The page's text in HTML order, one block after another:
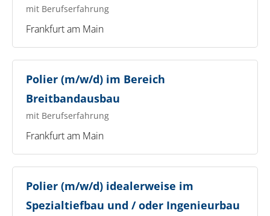
mit Berufserfahrung
Frankfurt am Main
Polier (m/w/d) im Bereich
Breitbandausbau
mit Berufserfahrung
Frankfurt am Main
Polier (m/w/d) idealerweise im
Spezialtiefbau und / oder Ingenieurbau